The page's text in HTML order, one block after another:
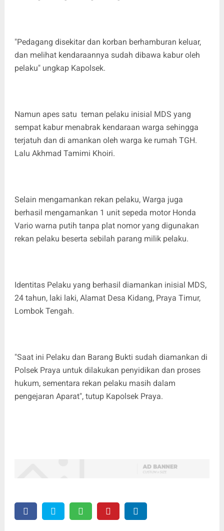
"Pedagang disekitar dan korban berhamburan keluar,
dan melihat kendaraannya sudah dibawa kabur oleh
pelaku" ungkap Kapolsek.
Namun apes satu teman pelaku inisial MDS yang
sempat kabur menabrak kendaraan warga sehingga
terjatuh dan di amankan oleh warga ke rumah TGH.
Lalu Akhmad Tamimi Khoiri.
Selain mengamankan rekan pelaku, Warga juga
berhasil mengamankan 1 unit sepeda motor Honda
Vario warna putih tanpa plat nomor yang digunakan
rekan pelaku beserta sebilah parang milik pelaku.
Identitas Pelaku yang berhasil diamankan inisial MDS,
24 tahun, laki laki, Alamat Desa Kidang, Praya Timur,
Lombok Tengah.
"Saat ini Pelaku dan Barang Bukti sudah diamankan di
Polsek Praya untuk dilakukan penyidikan dan proses
hukum, sementara rekan pelaku masih dalam
pengejaran Aparat", tutup Kapolsek Praya.